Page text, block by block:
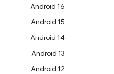
Android 16
Android 15
Android 14
Android 13
Android 12